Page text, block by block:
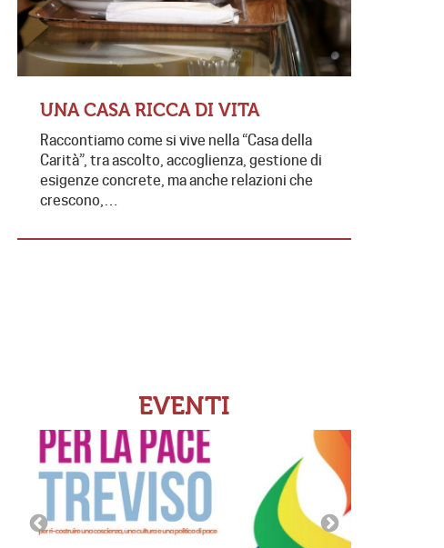
UNA CASA RICCA DI VITA
Raccontiamo come si vive nella “Casa della
Carità”, tra ascolto, accoglienza, gestione di
esigenze concrete, ma anche relazioni che
crescono,…
EVENTI